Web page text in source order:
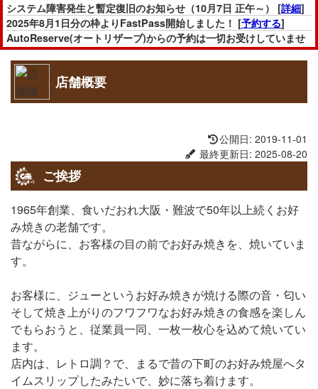
システム障害発生と暫定復旧のお知らせ（10月7日 正午～） [詳細]
2025年8月1日分の枠よりFastPass開始しました！ [予約する]
AutoReserve(オートリザーブ)からの予約は一切お受けしていませ
んのでご注意下さい。
またAutoReserve経由での枠(「FastPass」を含む)は全て無効とな
ります。ご理解の程よろしくお願い致します。
通販サイトは一時取り扱いを休止しています。(休止期間：4月20日
店舗概要
公開日: 2019-11-01
最終更新日: 2025-08-20
ご挨拶
1965年創業、食いだおれ大阪・難波で50年以上続くお好
み焼きの老舗です。
昔ながらに、お客様の目の前でお好み焼きを、焼いていま
す。
お客様に、ジューというお好み焼きが焼ける際の音・匂い
そして焼き上がりのフワフワなお好み焼きの食感を楽しん
でもらおうと、従業員一同、一枚一枚心を込めて焼いてい
ます。
店内は、レトロ調？で、まるで昔の下町のお好み焼屋へタ
イムスリップしたみたいで、妙に落ち着けます。